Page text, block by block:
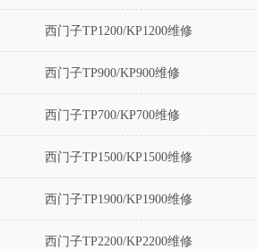
西门子TP1200/KP1200维修
西门子TP900/KP900维修
西门子TP700/KP700维修
西门子TP1500/KP1500维修
西门子TP1900/KP1900维修
西门子TP2200/KP2200维修